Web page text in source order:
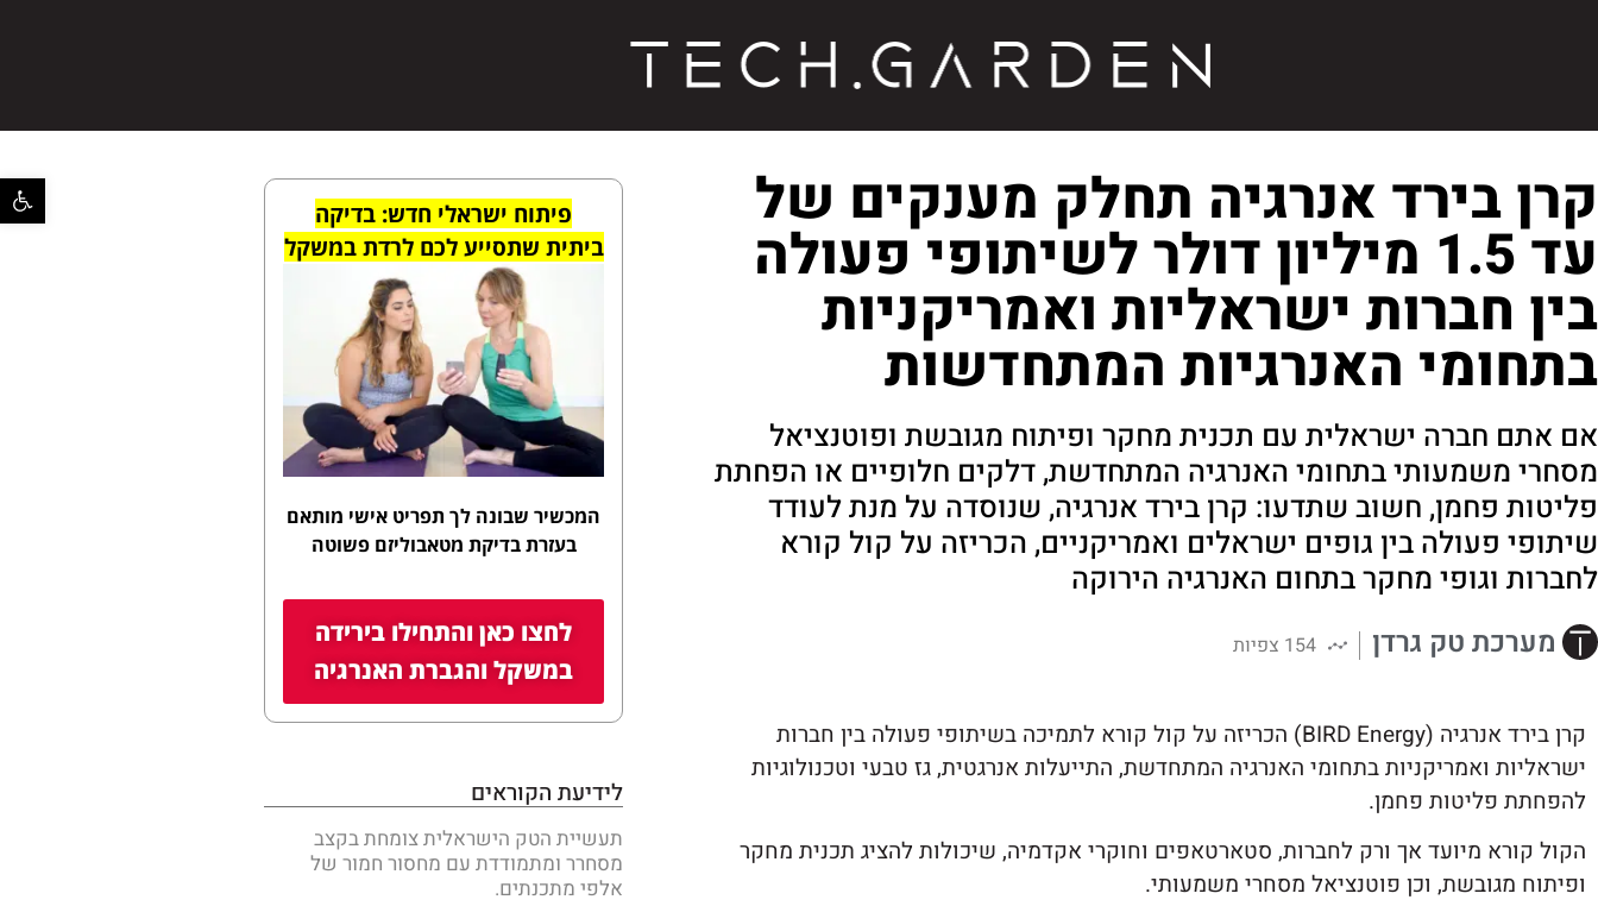
פתח קרן בירד אנרגיה תחלק מענקים של
עד 1.5 מיליון דולר לשיתופי פעולה
בין חברות ישראליות ואמריקניות
בתחומי האנרגיות המתחדשות
אם אתם חברה ישראלית עם תכנית מחקר ופיתוח מגובשת ופוטנציאל
מסחרי משמעותי בתחומי האנרגיה המתחדשת, דלקים חלופיים או הפחתת
פליטות פחמן, חשוב שתדעו: קרן בירד אנרגיה, שנוסדה על מנת לעודד
שיתופי פעולה בין גופים ישראלים ואמריקניים, הכריזה על קול קורא
לחברות וגופי מחקר בתחום האנרגיה הירוקה
מערכת טק גרדן 154 צפיות
קרן בירד אנרגיה (BIRD Energy) הכריזה על קול קורא לתמיכה בשיתופי פעולה בין חברות
ישראליות ואמריקניות בתחומי האנרגיה המתחדשת, התייעלות אנרגטית, גז טבעי וטכנולוגיות
להפחתת פליטות פחמן.
הקול קורא מיועד אך ורק לחברות, סטארטאפים וחוקרי אקדמיה, שיכולות להציג תכנית מחקר
ופיתוח מגובשת, וכן פוטנציאל מסחרי משמעותי.
פיתוח ישראלי חדש: בדיקה
ביתית שתסייע לכם לרדת במשקל
המכשיר שבונה לך תפריט אישי מותאם
בעזרת בדיקת מטאבוליזם פשוטה
לחצו כאן והתחילו בירידה
במשקל והגברת האנרגיה
לידיעת הקוראים
תעשיית הטק הישראלית צומחת בקצב
מסחרר ומתמודדת עם מחסור חמור של
אלפי מתכנתים.